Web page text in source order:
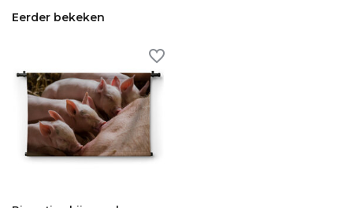
Eerder bekeken